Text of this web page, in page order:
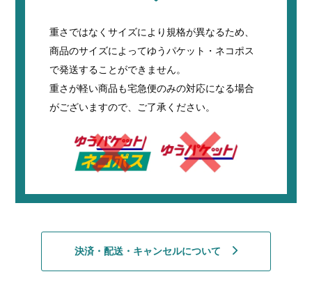
重さではなくサイズにより規格が異なるため、
商品のサイズによってゆうパケット・ネコポス
で発送することができません。
重さが軽い商品も宅急便のみの対応になる場合
がございますので、ご了承ください。
決済・配送・キャンセルについて